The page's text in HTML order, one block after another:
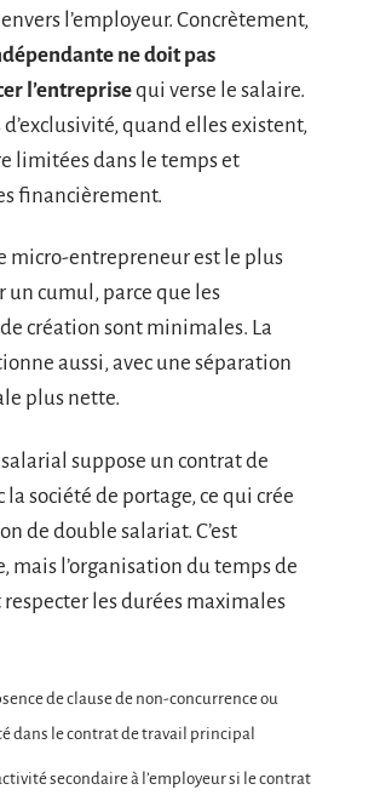
l’employeur. Concrètement,
ne doit pas
l’entreprisequi verse le salaire.
d’exclusivité, quand elles existent,
limitées dans le temps et
financièrement.
micro-entrepreneur est le plus
un cumul, parce que les
création sont minimales. La
aussi, avec une séparation
plus nette.
suppose un contrat de
la société de portage, ce qui crée
de double salariat. C’est
mais l’organisation du temps de
les durées maximales
de clause de non-concurrence ou
dans le contrat de travail principal
secondaire à l’employeur si le contrat